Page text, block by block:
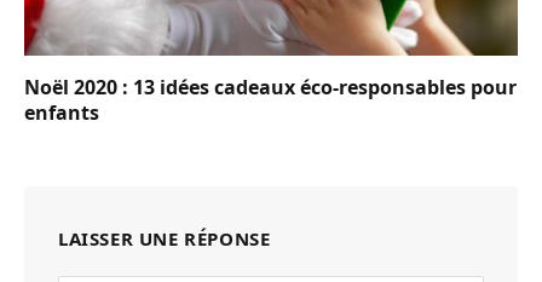
Noël 2020 : 13 idées cadeaux éco-responsables pour
enfants
LAISSER UNE RÉPONSE